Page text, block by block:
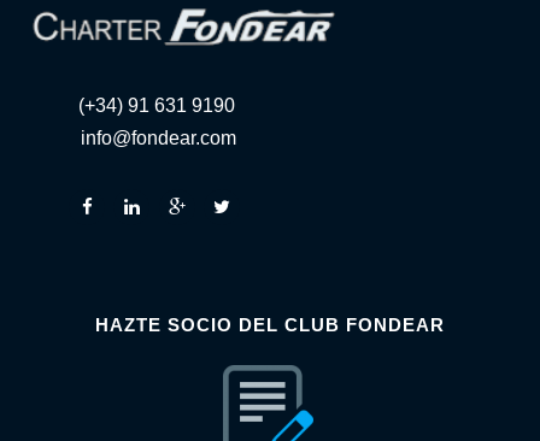
(+34) 91 631 9190
info@fondear.com
HAZTE SOCIO DEL CLUB FONDEAR